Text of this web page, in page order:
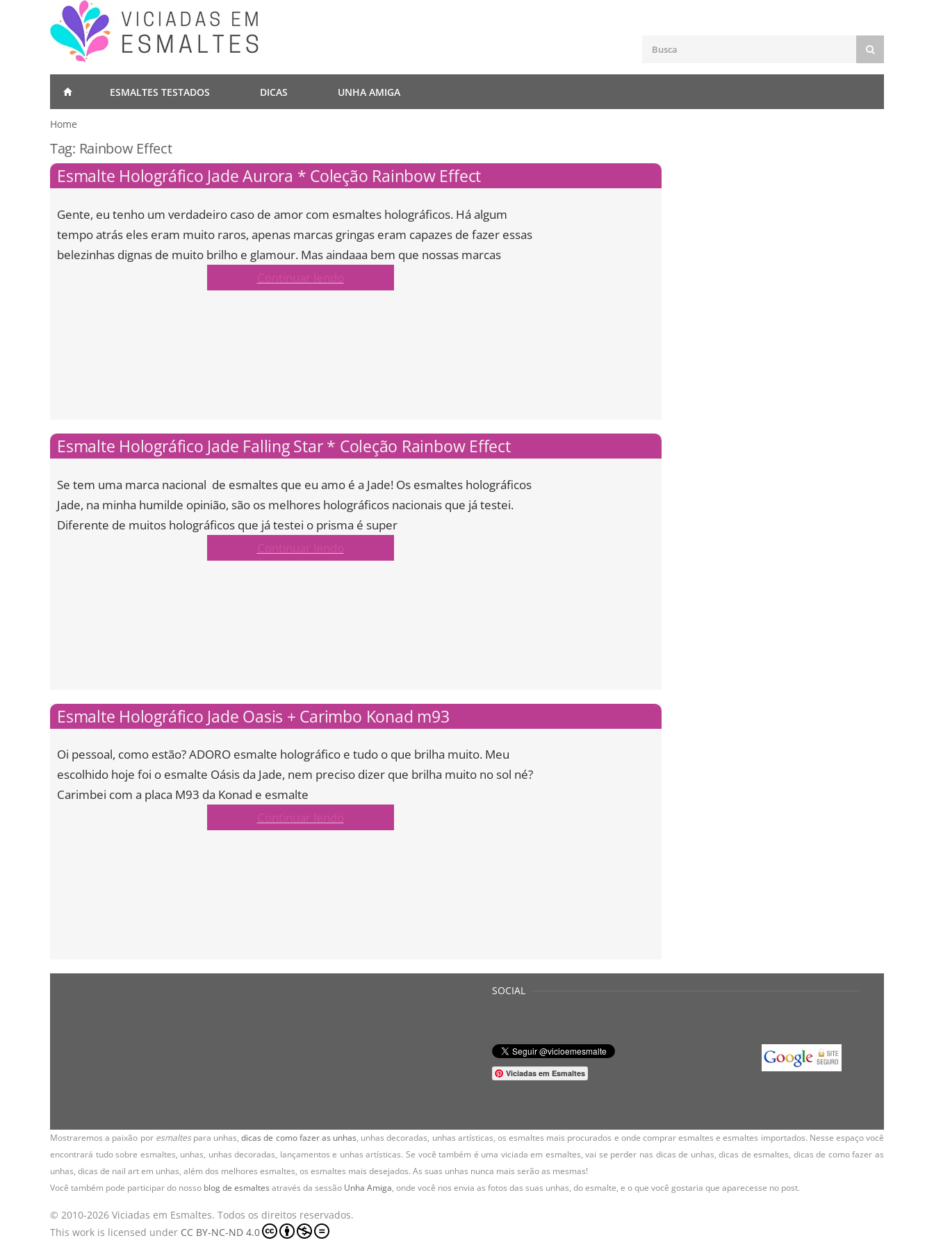
ESMALTES TESTADOS DICAS UNHA AMIGA
Home
Tag: Rainbow Effect
Esmalte Holográfico Jade Aurora * Coleção Rainbow Effect
Gente, eu tenho um verdadeiro caso de amor com esmaltes holográficos. Há algum
tempo atrás eles eram muito raros, apenas marcas gringas eram capazes de fazer essas
belezinhas dignas de muito brilho e glamour. Mas aindaaa bem que nossas marcas
Esmalte Holográfico Jade Falling Star * Coleção Rainbow Effect
Se tem uma marca nacional de esmaltes que eu amo é a Jade! Os esmaltes holográficos
Jade, na minha humilde opinião, são os melhores holográficos nacionais que já testei.
Diferente de muitos holográficos que já testei o prisma é super
Esmalte Holográfico Jade Oasis + Carimbo Konad m93
Oi pessoal, como estão? ADORO esmalte holográfico e tudo o que brilha muito. Meu
escolhido hoje foi o esmalte Oásis da Jade, nem preciso dizer que brilha muito no sol né?
Carimbei com a placa M93 da Konad e esmalte
SOCIAL
Viciadas em Esmaltes
Mostraremos a paixão por esmaltespara unhas,dicas de como fazer as unhas, unhas decoradas, unhas artísticas, osesmaltes mais procurados e onde comprar esmaltes e esmaltes importados. Nesse espaço você
encontrará tudo sobre esmaltes, unhas, unhas decoradas, lançamentos e unhas artísticas. Se você também é uma viciada em esmaltes, vai se perder nas dicas de unhas, dicas de esmaltes, dicas de como fazer as
unhas, dicas de nail art em unhas, além dos melhores esmaltes, os esmaltes mais desejados. As suas unhas nunca mais serão as mesmas!
Você também pode participar do nosso blog de esmaltes através da sessão Unha Amiga, onde você nos envia as fotos das suas unhas, doesmalte, e o que você gostaria que aparecesse no post.
© 2010-2026 Viciadas em Esmaltes. Todos os direitos reservados.
This work is licensed under CC BY-NC-ND 4.0